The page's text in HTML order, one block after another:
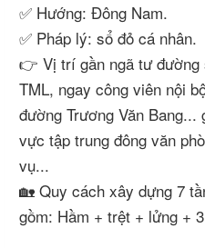
✅ Hướng: Đông Nam.
✅ Pháp lý: sổ đỏ cá nhân.
👉 Vị trí gần ngã tư đường
TML, ngay công viên nội
đường Trương Văn
vực tập trung đông văn
vụ...
🏡 Quy cách xây dựng 7
gồm: Hầm + trệt + lửng +